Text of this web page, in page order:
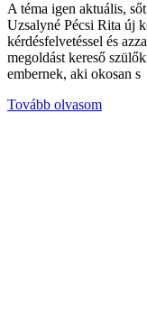
A téma igen aktuális,
Uzsalyné Pécsi Rita új
kérdésfelvetéssel és
megoldást kereső
embernek, aki okosan s
Tovább olvasom